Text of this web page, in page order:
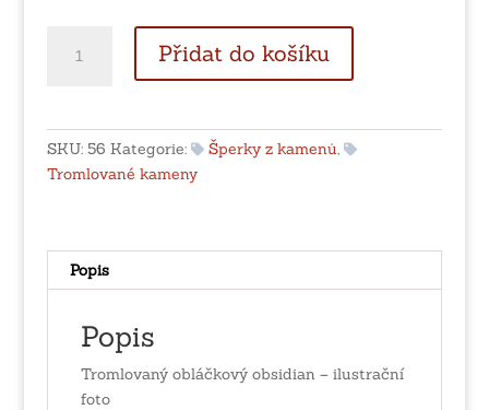
obláčkový
Přidat do košíku
SKU: 56 Kategorie: Šperky z kamenů,
Tromlované kameny
Popis
Popis
Tromlovaný obláčkový obsidian – ilustrační
foto